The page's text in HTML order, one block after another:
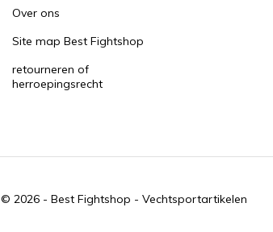
Over ons
Site map Best Fightshop
retourneren of
herroepingsrecht
© 2026 - Best Fightshop - Vechtsportartikelen